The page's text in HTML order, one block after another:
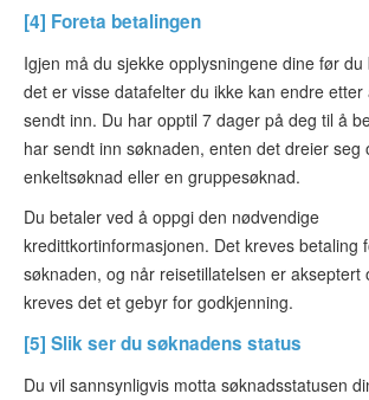
[4] Foreta betalingen
Igjen må du sjekke opplysningene dine før
det er visse datafelter du ikke kan endre
sendt inn. Du har opptil 7 dager på deg til å
har sendt inn søknaden, enten det dreier seg
enkeltsøknad eller en gruppesøknad.
Du betaler ved å oppgi den nødvendige
kredittkortinformasjonen. Det kreves betaling
søknaden, og når reisetillatelsen er akseptert
kreves det et gebyr for godkjenning.
[5] Slik ser du søknadens status
Du vil sannsynligvis motta søknadsstatusen